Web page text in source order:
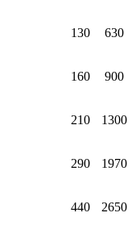
130 630
160 900
210 1300
290 1970
440 2650